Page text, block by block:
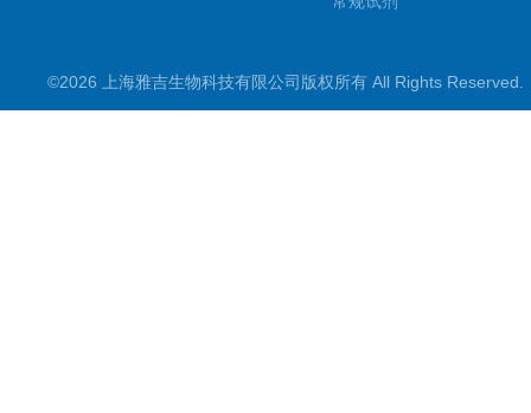
PCR试剂盒
©2026 上海雅吉生物科技有限公司版权所有 All Rights